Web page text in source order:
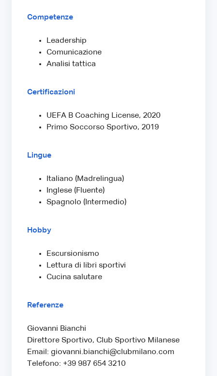
Competenze
Leadership
Comunicazione
Analisi tattica
Certificazioni
UEFA B Coaching License, 2020
Primo Soccorso Sportivo, 2019
Lingue
Italiano (Madrelingua)
Inglese (Fluente)
Spagnolo (Intermedio)
Hobby
Escursionismo
Lettura di libri sportivi
Cucina salutare
Referenze
Giovanni Bianchi
Direttore Sportivo, Club Sportivo Milanese
Email: giovanni.bianchi@clubmilano.com
Telefono: +39 987 654 3210